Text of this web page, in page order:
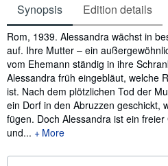
Synopsis Edition details
Synopsis
Rom, 1939. Alessandra wächst in
auf. Ihre Mutter – ein
vom Ehemann ständig in ihre
Alessandra früh eingebläut, welche
ist. Nach dem plötzlichen Tod der
ein Dorf in den Abruzzen geschickt,
fügen. Doch Alessandra ist ein
und...
More